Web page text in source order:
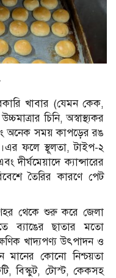
খাবার (যেমন কেক,
চিনি, অস্বাস্থ্যকর
অনেক সময় কাপড়ের রঙ
ফলে স্থূলতা, টাইপ-২
দীর্ঘমেয়াদে ক্যান্সারের
তৈরির কারণে পেট
থেকে শুরু করে জেলা
ব্যাঙের ছাতার মতো
খাদ্যপণ্য উৎপাদন ও
মানের কোনো নিশ্চয়তা
বিস্কুট, টোস্ট, কেকসহ